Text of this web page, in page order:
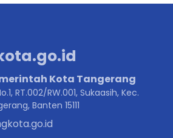
Kota Tangerang
RT.002/RW.001, Sukaasih, Kec.
Banten 15111